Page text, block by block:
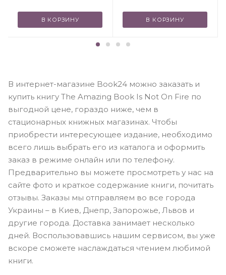
В КОРЗИНУ В КОРЗИНУ
В интернет-магазине Book24 можно заказать и
купить книгу The Amazing Book Is Not On Fire по
выгодной цене, гораздо ниже, чем в
стационарных книжных магазинах. Чтобы
приобрести интересующее издание, необходимо
всего лишь выбрать его из каталога и оформить
заказ в режиме онлайн или по телефону.
Предварительно вы можете просмотреть у нас на
сайте фото и краткое содержание книги, почитать
отзывы. Заказы мы отправляем во все города
Украины – в Киев, Днепр, Запорожье, Львов и
другие города. Доставка занимает несколько
дней. Воспользовавшись нашим сервисом, вы уже
вскоре сможете наслаждаться чтением любимой
книги.